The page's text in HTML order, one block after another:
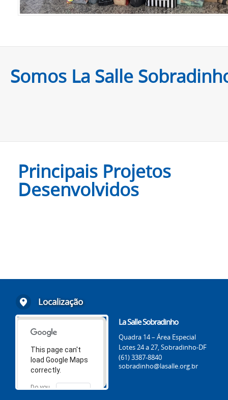
Somos La Salle
Principais Projetos
Desenvolvidos
Localização
This page can't
load Google Maps
correctly.
Do you
OK
La Salle Sobradinho
Quadra 14 – Área Especial
Lotes 24 a 27, Sobradinho-DF
(61) 3387-8840
sobradinho@lasalle.org.br